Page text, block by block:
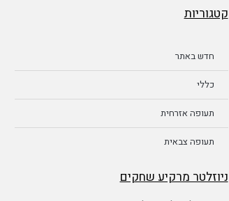
קטגוריות
חדש באתר
כללי
תעופה אזרחית
תעופה צבאית
ניוזלטר מרקיע שחקים